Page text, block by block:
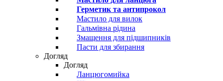
Герметик та антипрокол
Мастило для вилок
Гальмівна рідина
Змащення для підшипників
Пасти для збирання
Догляд
Догляд
Ланцюгомийка